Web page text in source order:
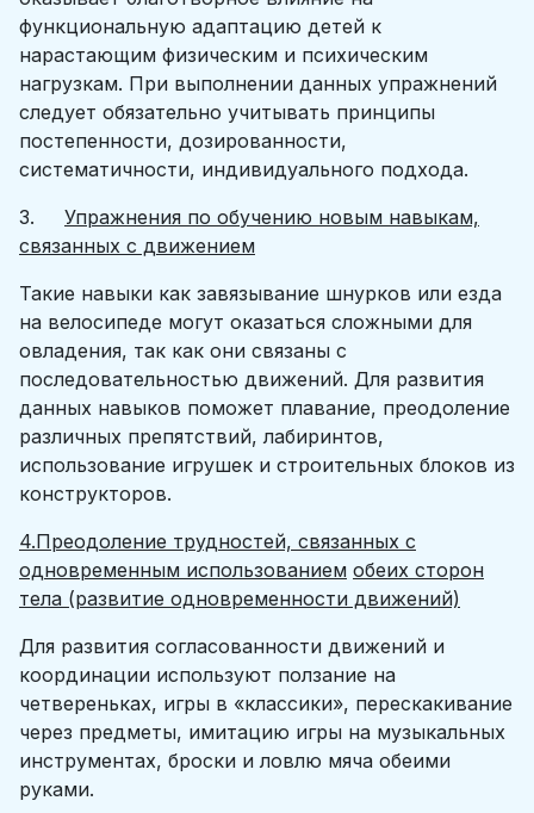
функциональную адаптацию детей к
нарастающим физическим и психическим
нагрузкам. При выполнении данных упражнений
следует обязательно учитывать принципы
постепенности, дозированности,
систематичности, индивидуального подхода.
3. Упражнения по обучению новым навыкам,
связанных с движением
Такие навыки как завязывание шнурков или езда
на велосипеде могут оказаться сложными для
овладения, так как они связаны с
последовательностью движений. Для развития
данных навыков поможет плавание, преодоление
различных препятствий, лабиринтов,
использование игрушек и строительных блоков из
конструкторов.
4.Преодоление трудностей, связанных с
одновременным использованием обеих сторон
тела (развитие одновременности движений)
Для развития согласованности движений и
координации используют ползание на
четвереньках, игры в «классики», перескакивание
через предметы, имитацию игры на музыкальных
инструментах, броски и ловлю мяча обеими
руками.